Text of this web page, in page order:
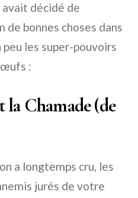
avait décidé de
de bonnes choses dans
les super-pouvoirs
œufs :
Chamade (de
a longtemps cru, les
jurés de votre